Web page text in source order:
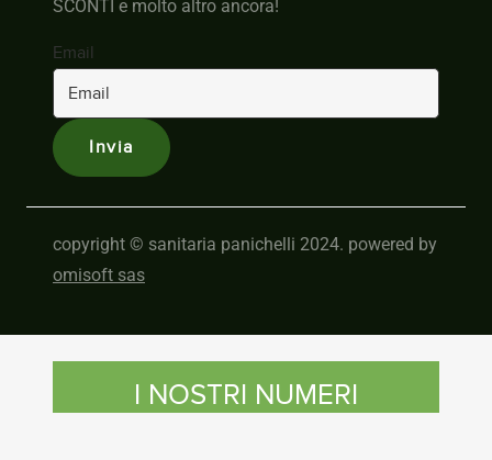
SCONTI e molto altro ancora!
Email
copyright © sanitaria panichelli 2024. powered by
omisoft sas
I NOSTRI NUMERI